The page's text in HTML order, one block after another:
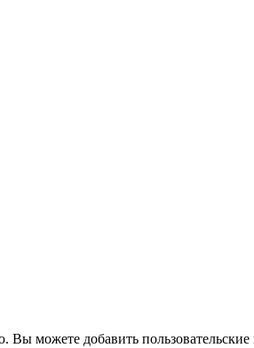
можете добавить пользовательские